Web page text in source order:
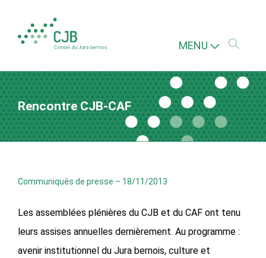
MENU
Rencontre CJB-CAF
Communiqués de presse – 18/11/2013
Les assemblées plénières du CJB et du CAF ont tenu
leurs assises annuelles dernièrement. Au programme :
avenir institutionnel du Jura bernois, culture et